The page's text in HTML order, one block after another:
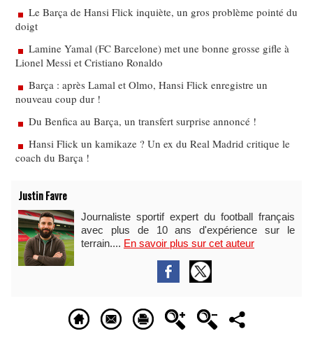
Le Barça de Hansi Flick inquiète, un gros problème pointé du
doigt
Lamine Yamal (FC Barcelone) met une bonne grosse gifle à
Lionel Messi et Cristiano Ronaldo
Barça : après Lamal et Olmo, Hansi Flick enregistre un
nouveau coup dur !
Du Benfica au Barça, un transfert surprise annoncé !
Hansi Flick un kamikaze ? Un ex du Real Madrid critique le
coach du Barça !
Justin Favre
Journaliste sportif expert du football français
avec plus de 10 ans d'expérience sur le
terrain.... En savoir plus sur cet auteur